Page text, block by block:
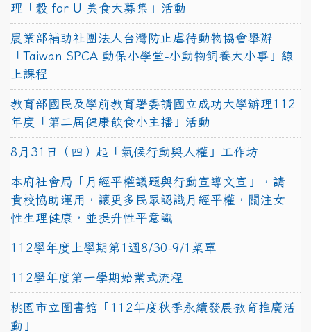
理「穀 for U 美食大募集」活動
農業部補助社團法人台灣防止虐待動物協會舉辦
「Taiwan SPCA 動保小學堂-小動物飼養大小事」線
上課程
教育部國民及學前教育署委請國立成功大學辦理112
年度「第二屆健康飲食小主播」活動
8月31日（四）起「氣候行動與人權」工作坊
本府社會局「月經平權議題與行動宣導文宣」，請
貴校協助運用，讓更多民眾認識月經平權，關注女
性生理健康，並提升性平意識
112學年度上學期第1週8/30-9/1菜單
112學年度第一學期始業式流程
桃園市立圖書館「112年度秋季永續發展教育推廣活
動」